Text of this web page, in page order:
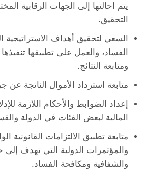
يتم احالتها إلى الجهات الرقابية
التحقيق.
السعي لتحقيق أهداف الاستراتيجية
الفساد، والعمل على تطبيقها
ومتابعة النتائج.
متابعة استرداد الأموال الناتجة عن
إعداد الضوابط والأحكام اللازمة
المالية لبعض الفئات في الدولة
متابعة تطبيق الالتزامات القانونية
والمؤتمرات الدولية التي تهدف إلى
والشفافية ومكافحة الفساد.